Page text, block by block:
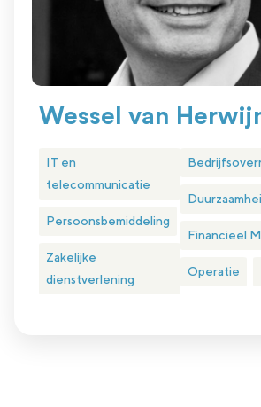
Wessel van
IT en
telecommunicatie
Persoonsbemiddeling
Zakelijke
dienstverlening
Financieel
Operatie